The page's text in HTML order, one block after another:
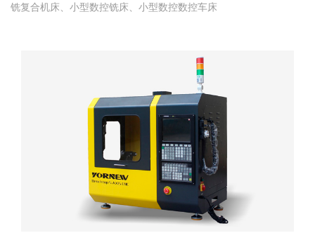
铣复合机床、小型数控铣床、小型数控数控车床